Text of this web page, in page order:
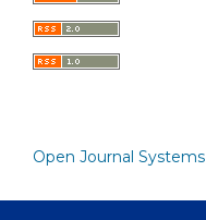
Open Journal Systems